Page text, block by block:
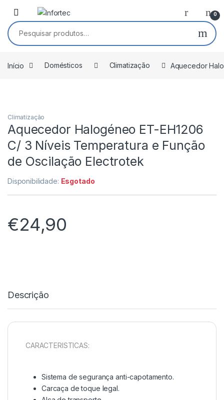
Saltar para navegação
Pular para o conteúdo
0
Pesquisar por:
Início Domésticos Climatização Aquecedor
Climatização
Aquecedor Halogéneo ET-EH1206
C/ 3 Níveis Temperatura e Função
de Oscilação Electrotek
Disponibilidade: Esgotado
€24,90
Descrição
CARACTERISTICAS:
Sistema de segurança anti-capotamento.
Carcaça de toque legal.